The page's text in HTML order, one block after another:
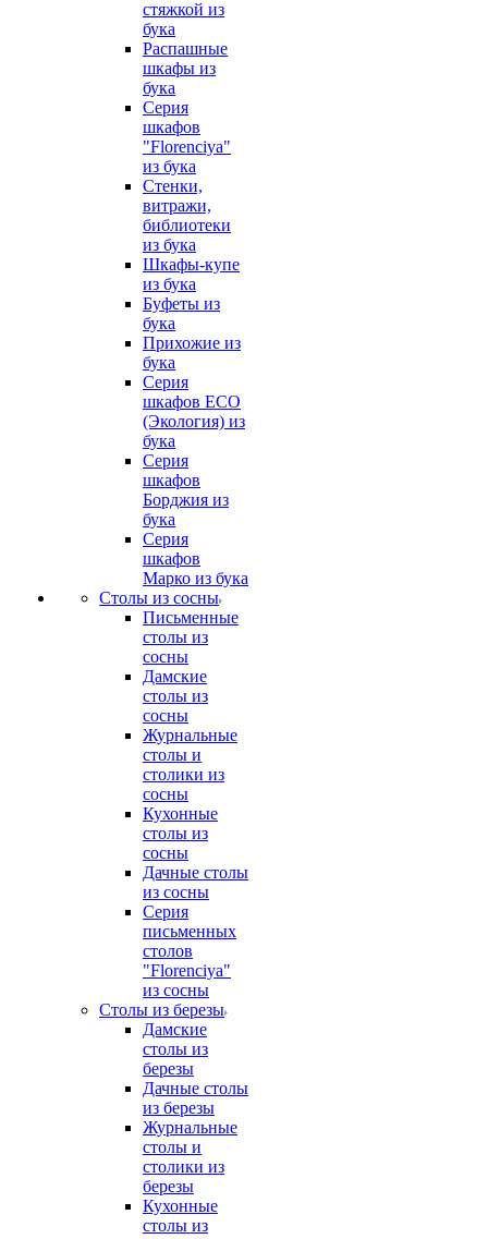
стяжкой из
бука
Распашные
шкафы из
бука
Серия
шкафов
"Florenciya"
из бука
Стенки,
витражи,
библиотеки
из бука
Шкафы-купе
из бука
Буфеты из
бука
Прихожие из
бука
Серия
шкафов ECO
(Экология) из
бука
Серия
шкафов
Борджия из
бука
Серия
шкафов
Марко из бука
Столы из сосны
Письменные
столы из
сосны
Дамские
столы из
сосны
Журнальные
столы и
столики из
сосны
Кухонные
столы из
сосны
Дачные столы
из сосны
Серия
письменных
столов
"Florenciya"
из сосны
Столы из березы
Дамские
столы из
березы
Дачные столы
из березы
Журнальные
столы и
столики из
березы
Кухонные
столы из